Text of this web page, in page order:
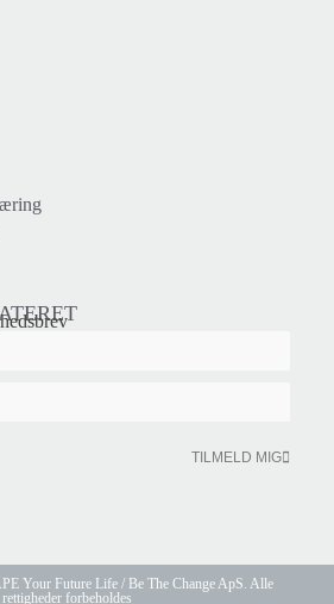
TILMELD MIG
Your Future Life / Be The Change ApS. Alle
rettigheder forbeholdes